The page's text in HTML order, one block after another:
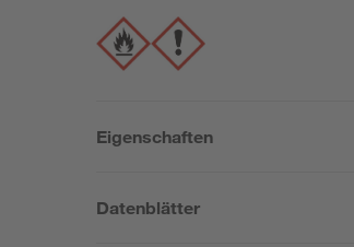
Eigenschaften
Datenblätter